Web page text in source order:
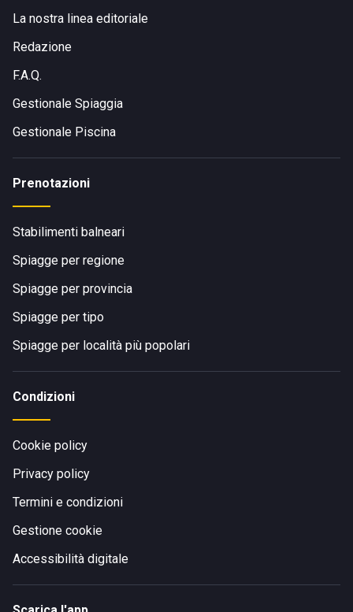
La nostra linea editoriale
Redazione
F.A.Q.
Gestionale Spiaggia
Gestionale Piscina
Prenotazioni
Stabilimenti balneari
Spiagge per regione
Spiagge per provincia
Spiagge per tipo
Spiagge per località più popolari
Condizioni
Cookie policy
Privacy policy
Termini e condizioni
Gestione cookie
Accessibilità digitale